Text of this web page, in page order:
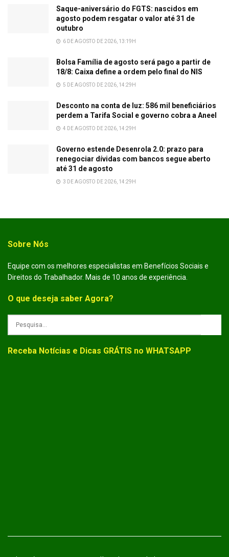
Saque-aniversário do FGTS: nascidos em
agosto podem resgatar o valor até 31 de
outubro
6 DE AGOSTO DE 2026, 13:19H
Bolsa Família de agosto será pago a partir de
18/8: Caixa define a ordem pelo final do NIS
5 DE AGOSTO DE 2026, 14:29H
Desconto na conta de luz: 586 mil beneficiários
perdem a Tarifa Social e governo cobra a Aneel
4 DE AGOSTO DE 2026, 14:29H
Governo estende Desenrola 2.0: prazo para
renegociar dívidas com bancos segue aberto
até 31 de agosto
3 DE AGOSTO DE 2026, 14:29H
Sobre Nós
Equipe com os melhores especialistas em Benefícios Sociais e
Direitos do Trabalhador. Mais de 10 anos de experiência.
O que deseja saber Agora?
Receba Notícias e Dicas GRÁTIS no WHATSAPP